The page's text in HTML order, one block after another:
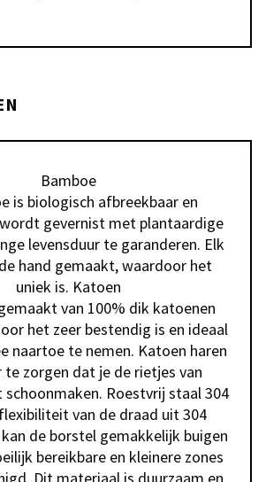
Bamboe
is biologisch afbreekbaar en
gevernist met plantaardige
levensduur te garanderen. Elk
hand gemaakt, waardoor het
uniek is. Katoen
van 100% dik katoenen
het zeer bestendig is en ideaal
naartoe te nemen. Katoen haren
te zorgen dat je de rietjes van
Roestvrij staal 304
van de draad uit 304
de borstel gemakkelijk buigen
bereikbare en kleinere zones